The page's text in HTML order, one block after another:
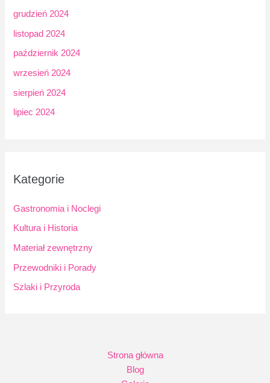
grudzień 2024
listopad 2024
październik 2024
wrzesień 2024
sierpień 2024
lipiec 2024
Kategorie
Gastronomia i Noclegi
Kultura i Historia
Materiał zewnętrzny
Przewodniki i Porady
Szlaki i Przyroda
Strona główna
Blog